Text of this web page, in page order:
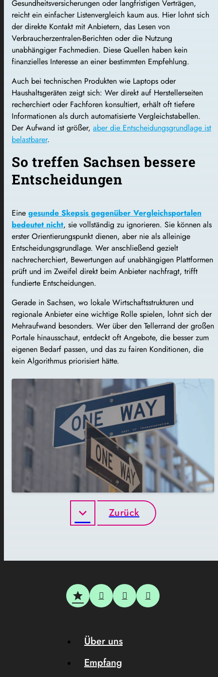
Gesundheitsversicherungen oder langfristigen Verträgen,
reicht ein einfacher Listenvergleich kaum aus. Hier lohnt sich
der direkte Kontakt mit Anbietern, das Lesen von
Verbraucherzentralen-Berichten oder die Nutzung
unabhängiger Fachmedien. Diese Quellen haben kein
finanzielles Interesse an einer bestimmten Empfehlung.
Auch bei technischen Produkten wie Laptops oder
Haushaltsgeräten zeigt sich: Wer direkt auf Herstellerseiten
recherchiert oder Fachforen konsultiert, erhält oft tiefere
Informationen als durch automatisierte Vergleichstabellen.
Der Aufwand ist größer, aber die Entscheidungsgrundlage ist
belastbarer.
So treffen Sachsen bessere
Entscheidungen
Eine gesunde Skepsis gegenüber Vergleichsportalen
bedeutet nicht, sie vollständig zu ignorieren. Sie können als
erster Orientierungspunkt dienen, aber nie als alleinige
Entscheidungsgrundlage. Wer anschließend gezielt
nachrecherchiert, Bewertungen auf unabhängigen Plattformen
prüft und im Zweifel direkt beim Anbieter nachfragt, trifft
fundierte Entscheidungen.
Gerade in Sachsen, wo lokale Wirtschaftsstrukturen und
regionale Anbieter eine wichtige Rolle spielen, lohnt sich der
Mehraufwand besonders. Wer über den Tellerrand der großen
Portale hinausschaut, entdeckt oft Angebote, die besser zum
eigenen Bedarf passen, und das zu fairen Konditionen, die
kein Algorithmus priorisiert hätte.
Zurück
Über uns
Empfang